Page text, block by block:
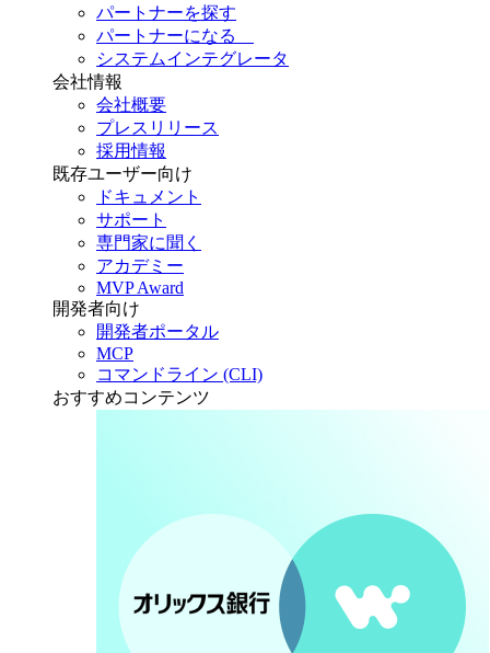
パートナーを探す
パートナーになる
システムインテグレータ
会社情報
会社概要
プレスリリース
採用情報
既存ユーザー向け
ドキュメント
サポート
専門家に聞く
アカデミー
MVP Award
開発者向け
開発者ポータル
MCP
コマンドライン (CLI)
おすすめコンテンツ